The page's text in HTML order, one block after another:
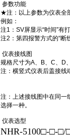
参数功能
★注：以上参数为仪表全
例如：
注1：SV屏显示“时间”有
注2：第四报警方式的“断
仪表接线图
规格尺寸为A、B、C、D
注：横竖式仪表后盖接线
注：上述接线图中在同一
选择一种。
仪表选型
NHR-5100□-□-□/